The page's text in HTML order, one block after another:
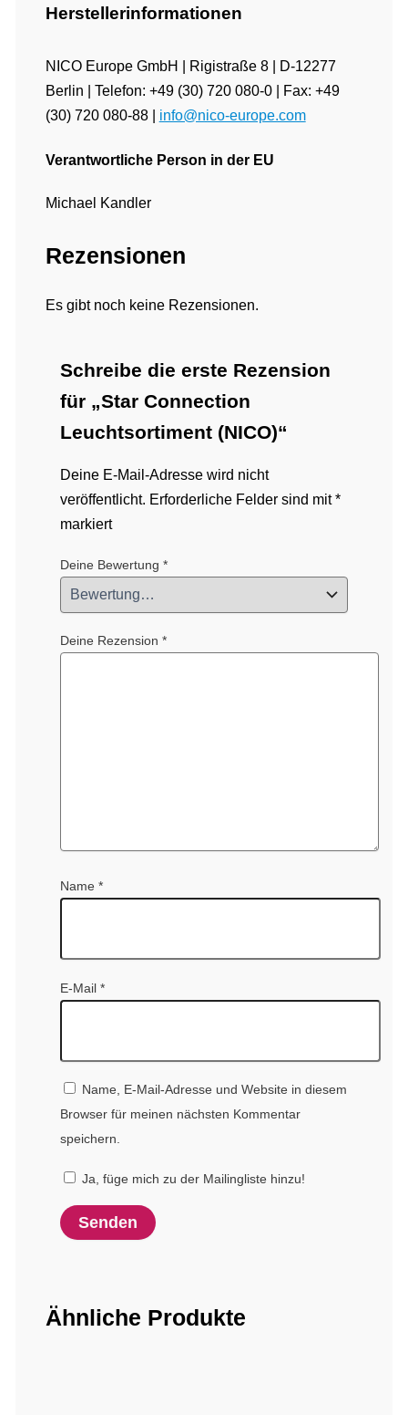
Herstellerinformationen
NICO Europe GmbH | Rigistraße 8 | D-12277
Berlin | Telefon: +49 (30) 720 080-0 | Fax: +49
(30) 720 080-88 | info@nico-europe.com
Verantwortliche Person in der EU
Michael Kandler
Rezensionen
Es gibt noch keine Rezensionen.
Schreibe die erste Rezension
für „Star Connection
Leuchtsortiment (NICO)“
Deine E-Mail-Adresse wird nicht
veröffentlicht. Erforderliche Felder sind mit*
markiert
Deine Bewertung*
Deine Rezension*
Name*
E-Mail*
Name, E-Mail-Adresse und Website in diesem
Browser für meinen nächsten Kommentar
speichern.
Ja, füge mich zu der Mailingliste hinzu!
Ähnliche Produkte